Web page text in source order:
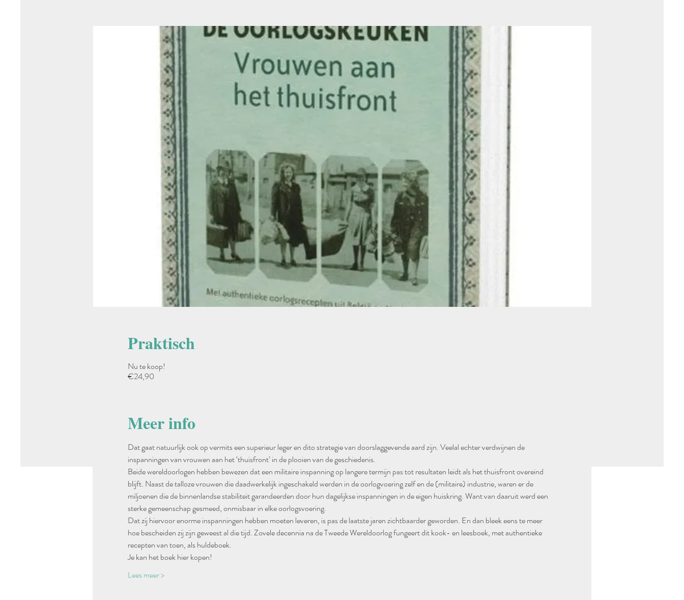
Praktisch
Nu te koop!
€24,90
Meer info
Dat gaat natuurlijk ook op vermits een superieur leger en dito strategie van doorslaggevende aard zijn. Veelal echter verdwijnen de
inspanningen van vrouwen aan het ‘thuisfront’ in de plooien van de geschiedenis.
Beide wereldoorlogen hebben bewezen dat een militaire inspanning op langere termijn pas tot resultaten leidt als het thuisfront overeind
blijft. Naast de talloze vrouwen die daadwerkelijk ingeschakeld werden in de oorlogvoering zelf en de (militaire) industrie, waren er de
miljoenen die de binnenlandse stabiliteit garandeerden door hun dagelijkse inspanningen in de eigen huiskring. Want van daaruit werd een
sterke gemeenschap gesmeed, onmisbaar in elke oorlogsvoering.
Dat zij hiervoor enorme inspanningen hebben moeten leveren, is pas de laatste jaren zichtbaarder geworden. En dan bleek eens te meer
hoe bescheiden zij zijn geweest al die tijd. Zovele decennia na de Tweede Wereldoorlog fungeert dit kook- en leesboek, met authentieke
recepten van toen, als huldeboek.
Je kan het boek hier kopen!
Lees meer >